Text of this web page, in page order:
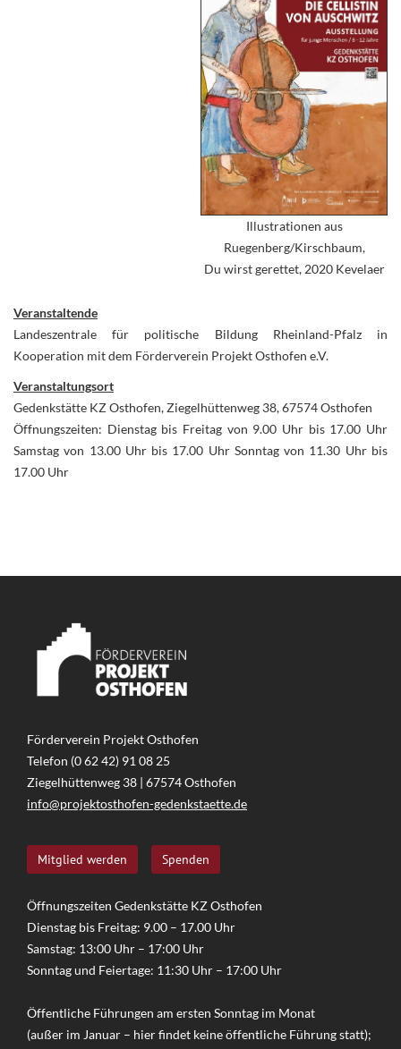
Illustrationen aus
Ruegenberg/Kirschbaum,
Du wirst gerettet, 2020 Kevelaer
Veranstaltende
Landeszentrale für politische Bildung Rheinland-Pfalz in
Kooperation mit dem Förderverein Projekt Osthofen e.V.
Veranstaltungsort
Gedenkstätte KZ Osthofen, Ziegelhüttenweg 38, 67574 Osthofen
Öffnungszeiten: Dienstag bis Freitag von 9.00 Uhr bis 17.00 Uhr
Samstag von 13.00 Uhr bis 17.00 Uhr Sonntag von 11.30 Uhr bis
17.00 Uhr
Förderverein Projekt Osthofen
Telefon (0 62 42) 91 08 25
Ziegelhüttenweg 38 | 67574 Osthofen
info@projektosthofen-gedenkstaette.de
Mitglied werden Spenden
Öffnungszeiten Gedenkstätte KZ Osthofen
Dienstag bis Freitag: 9.00 – 17.00 Uhr
Samstag: 13:00 Uhr – 17:00 Uhr
Sonntag und Feiertage: 11:30 Uhr – 17:00 Uhr
Öffentliche Führungen am ersten Sonntag im Monat
(außer im Januar – hier findet keine öffentliche Führung statt);